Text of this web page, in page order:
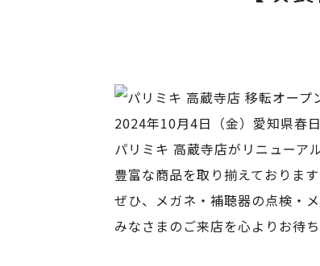
2024年10月4日（金）愛知県春日
パリミキ 高蔵寺店がリニューア
豊富な商品を取り揃えておりま
ぜひ、メガネ・補聴器の点検・
みなさまのご来店を心よりお待ち